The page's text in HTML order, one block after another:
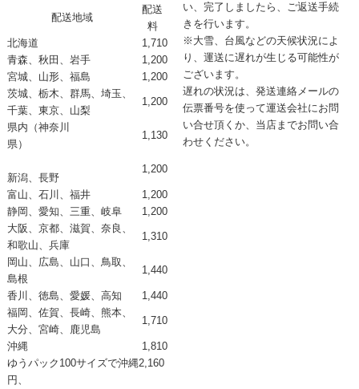
配送地域
配送
料
北海道
1,710
青森、秋田、岩手
1,200
宮城、山形、福島
1,200
茨城、栃木、群馬、埼玉、
千葉、東京、山梨
1,200
県内（神奈川
県）
新潟、長野
1,130
1,200
富山、石川、福井
1,200
静岡、愛知、三重、岐阜
1,200
大阪、京都、滋賀、奈良、
和歌山、兵庫
1,310
岡山、広島、山口、鳥取、
島根
1,440
香川、徳島、愛媛、高知
1,440
福岡、佐賀、長崎、熊本、
大分、宮崎、鹿児島
1,710
沖縄
1,810
ゆうパック100サイズで沖縄2,160
円、
い、完了しましたら、ご返送手続
きを行います。
※大雪、台風などの天候状況によ
り、運送に遅れが生じる可能性が
ございます。
遅れの状況は、発送連絡メールの
伝票番号を使って運送会社にお問
い合せ頂くか、当店までお問い合
わせください。